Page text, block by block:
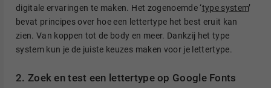
digitale ervaringen te maken. Het zogenoemde ‘type system’
bevat principes over hoe een lettertype het best eruit kan
zien. Van koppen tot de body en meer. Dankzij het type
system kun je de juiste keuzes maken voor je lettertype.
2. Zoek en test een lettertype op Google Fonts